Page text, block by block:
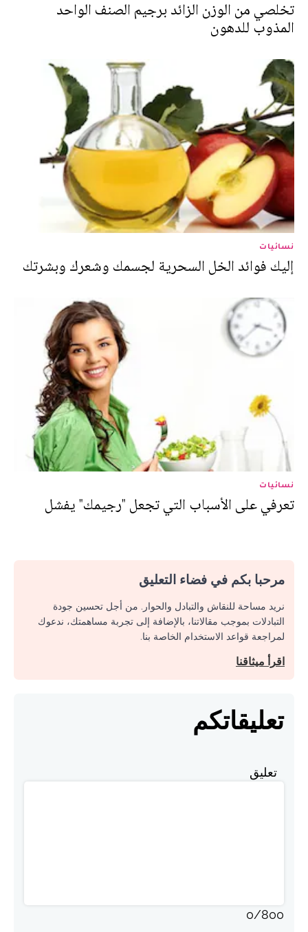
تخلصي من الوزن الزائد برجيم الصنف الواحد
المذوب للدهون
نسائيات
إليك فوائد الخل السحرية لجسمك وشعرك وبشرتك
نسائيات
تعرفي على الأسباب التي تجعل "رجيمك" يفشل
مرحبا بكم في فضاء التعليق
نريد مساحة للنقاش والتبادل والحوار. من أجل تحسين جودة
التبادلات بموجب مقالاتنا، بالإضافة إلى تجربة مساهمتك، ندعوك
لمراجعة قواعد الاستخدام الخاصة بنا.
اقرأ ميثاقنا
تعليقاتكم
تعليق
0/800